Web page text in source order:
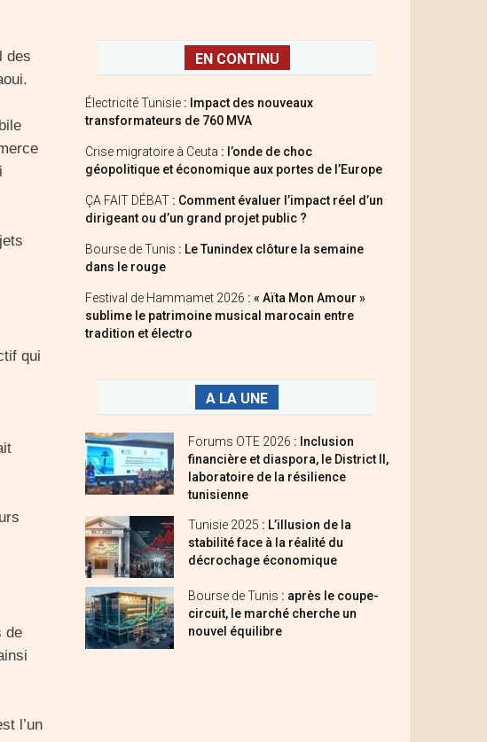
des
qui
de
l’un
EN CONTINU
Électricité Tunisie : Impact des nouveaux
transformateurs de 760 MVA
Crise migratoire à Ceuta : l’onde de choc
géopolitique et économique aux portes de l’Europe
ÇA FAIT DÉBAT : Comment évaluer l’impact réel d’un
dirigeant ou d’un grand projet public ?
Bourse de Tunis : Le Tunindex clôture la semaine
dans le rouge
Festival de Hammamet 2026 : « Aïta Mon Amour »
sublime le patrimoine musical marocain entre
tradition et électro
A LA UNE
Forums OTE 2026 : Inclusion
financière et diaspora, le District II,
laboratoire de la résilience
tunisienne
Tunisie 2025 : L’illusion de la
stabilité face à la réalité du
décrochage économique
Bourse de Tunis : après le coupe-
circuit, le marché cherche un
nouvel équilibre